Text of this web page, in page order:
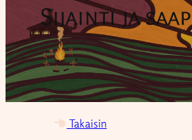
Sijainti ja
Takaisin